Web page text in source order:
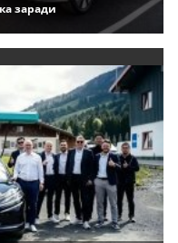
заради